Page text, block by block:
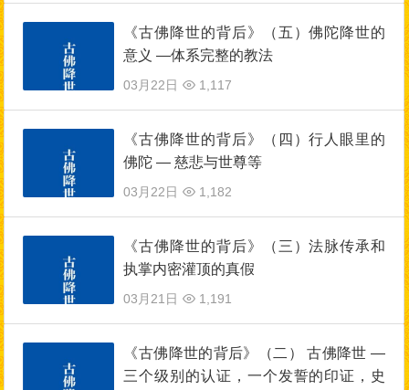
《古佛降世的背后》（五）佛陀降世的
意义 —体系完整的教法
03月22日 1,117
《古佛降世的背后》（四）行人眼里的
佛陀 — 慈悲与世尊等
03月22日 1,182
《古佛降世的背后》（三）法脉传承和
执掌内密灌顶的真假
03月21日 1,191
《古佛降世的背后》（二） 古佛降世 —
三个级别的认证，一个发誓的印证，史